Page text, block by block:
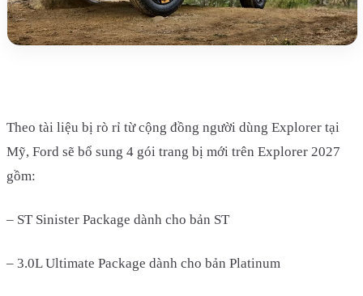
Theo tài liệu bị rò rỉ từ cộng đồng người dùng Explorer tại
Mỹ, Ford sẽ bổ sung 4 gói trang bị mới trên Explorer 2027
gồm:
– ST Sinister Package dành cho bản ST
– 3.0L Ultimate Package dành cho bản Platinum